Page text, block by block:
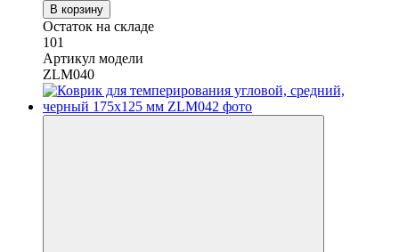
В корзину
Остаток на складе
101
Артикул модели
ZLM040